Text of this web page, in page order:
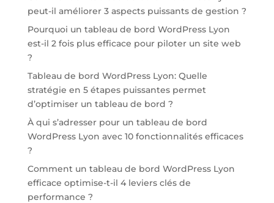
peut-il améliorer 3 aspects puissants de gestion ?
Pourquoi un tableau de bord WordPress Lyon
est-il 2 fois plus efficace pour piloter un site web
?
Tableau de bord WordPress Lyon: Quelle
stratégie en 5 étapes puissantes permet
d’optimiser un tableau de bord ?
À qui s’adresser pour un tableau de bord
WordPress Lyon avec 10 fonctionnalités efficaces
?
Comment un tableau de bord WordPress Lyon
efficace optimise-t-il 4 leviers clés de
performance ?